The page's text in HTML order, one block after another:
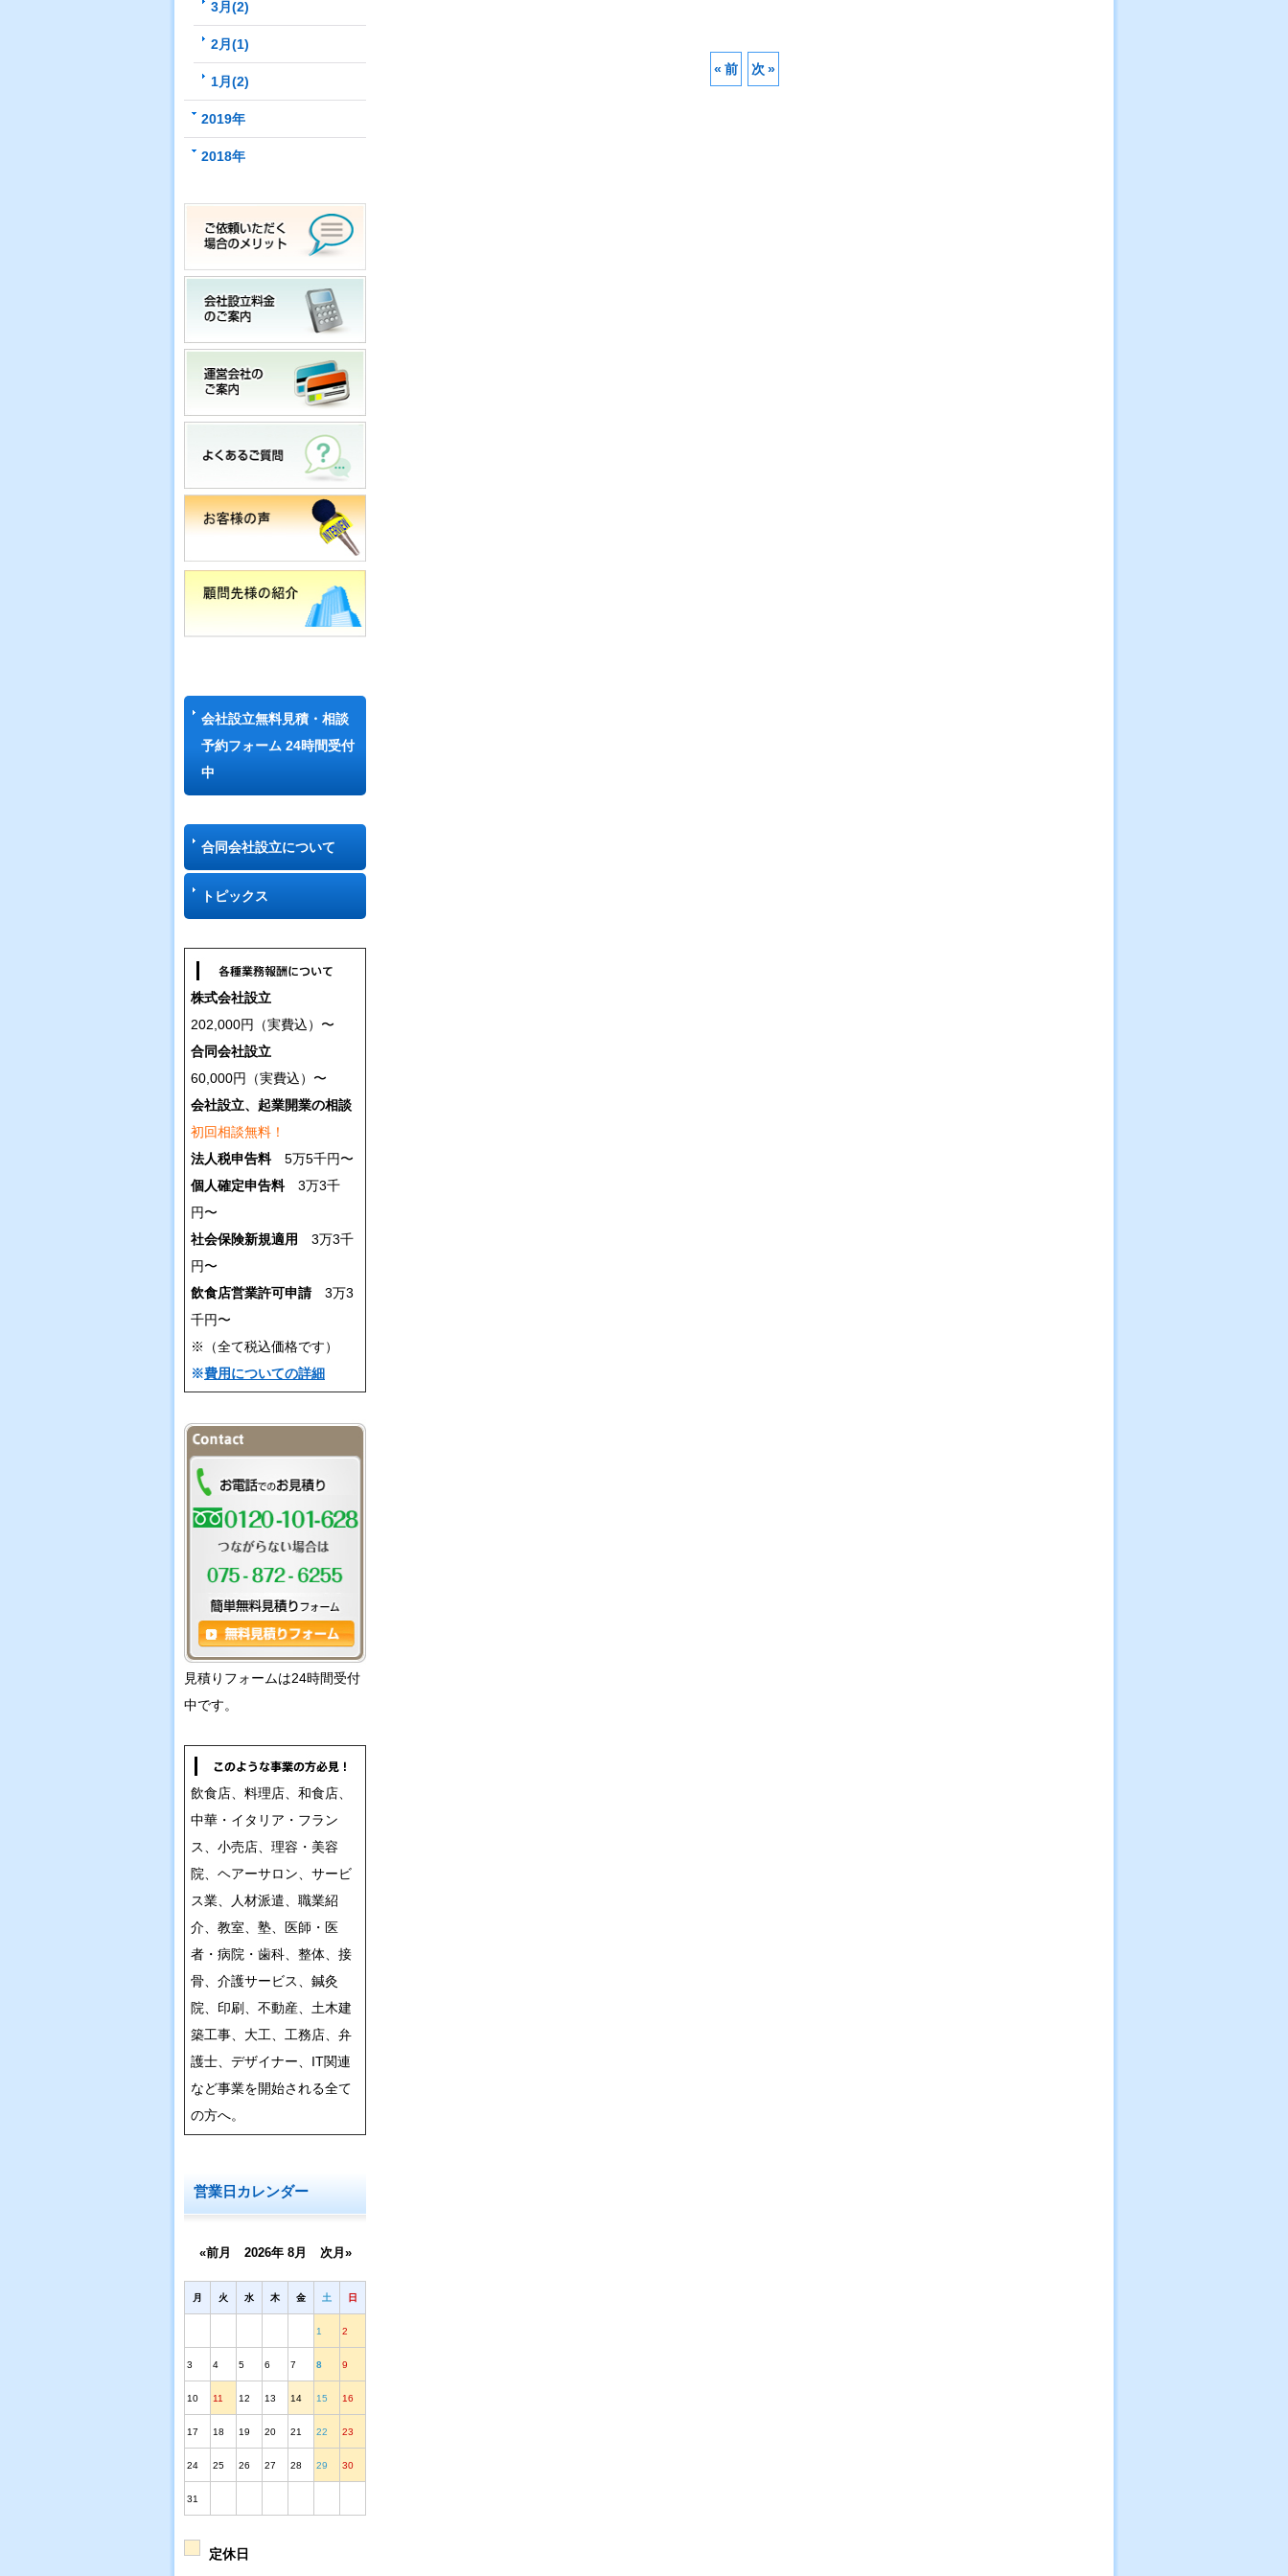
3月(2)
2月(1)
1月(2)
2019年
2018年
会社設立無料見積・相談
予約フォーム 24時間受付
中
合同会社設立について
トピックス
株式会社設立
202,000円（実費込）〜
合同会社設立
60,000円（実費込）〜
会社設立、起業開業の相談
初回相談無料！
法人税申告料5万5千円〜
個人確定申告料3万3千
円〜
社会保険新規適用 3万3千
円〜
飲食店営業許可申請3万3
千円〜
※（全て税込価格です）
※費用についての詳細
見積りフォームは24時間受付
中です。
飲食店、料理店、和食店、
中華・イタリア・フラン
ス、小売店、理容・美容
院、ヘアーサロン、サービ
ス業、人材派遣、職業紹
介、教室、塾、医師・医
者・病院・歯科、整体、接
骨、介護サービス、鍼灸
院、印刷、不動産、土木建
築工事、大工、工務店、弁
護士、デザイナー、IT関連
など事業を開始される全て
の方へ。
営業日カレンダー
«前月 2026年 8月 次月»
月 火 水 木 金 土 日
1 2
3 4 5 6 7 8 9
10 11 12 13 14 15 16
17 18 19 20 21 22 23
24 25 26 27 28 29 30
31
定休日
« 前 次 »